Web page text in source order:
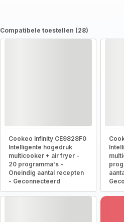
Compatibele toestellen (28)
Cookeo Infinity CE9828F0
Intelligente hogedruk
multicooker + air fryer -
20 programma's -
Oneindig aantal recepten
- Geconnecteerd